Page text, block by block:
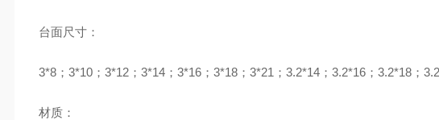
台面尺寸：
3*8；3*10；3*12；3*14；3*16；3*18；3*21；3.2*14；3.2*16；3.2*18；
材质：